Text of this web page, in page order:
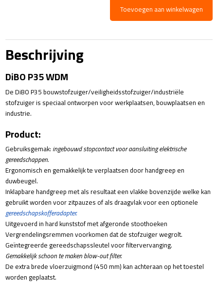
€1,090.00.€750.00.
Toevoegen aan winkelwagen
Beschrijving
DiBO P35 WDM
De DiBO P35 bouwstofzuiger/veiligheidsstofzuiger/industriële
stofzuiger is speciaal ontworpen voor werkplaatsen, bouwplaatsen en
industrie.
Product:
Gebruiksgemak: ingebouwd stopcontact voor aansluiting elektrische
gereedschappen.
Ergonomisch en gemakkelijk te verplaatsen door handgreep en
duwbeugel.
Inklapbare handgreep met als resultaat een vlakke bovenzijde welke kan
gebruikt worden voor zitpauzes of als draagvlak voor een optionele
gereedschapskofferadapter.
Uitgevoerd in hard kunststof met afgeronde stoothoeken
Vergrendelingsremmen voorkomen dat de stofzuiger wegrolt.
Geïntegreerde gereedschapssleutel voor filtervervanging.
Gemakkelijk schoon te maken blow-out filter.
De extra brede vloerzuigmond (450 mm) kan achteraan op het toestel
worden geplaatst.